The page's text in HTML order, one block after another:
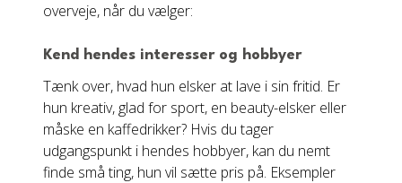
overveje, når du vælger:
Kend hendes interesser og hobbyer
Tænk over, hvad hun elsker at lave i sin fritid. Er
hun kreativ, glad for sport, en beauty-elsker eller
måske en kaffedrikker? Hvis du tager
udgangspunkt i hendes hobbyer, kan du nemt
finde små ting, hun vil sætte pris på. Eksempler